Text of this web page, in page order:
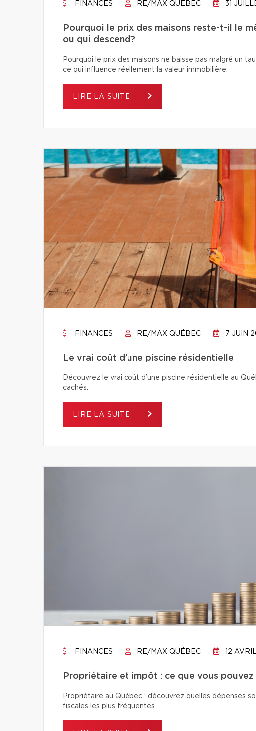
FINANCES RE/MAX QUÉBEC 31
Pourquoi le prix des maisons reste-t-il le
ou qui descend?
Pourquoi le prix des maisons ne baisse pas malgré un
ce qui influence réellement la valeur immobilière.
LIRE LA SUITE
FINANCES RE/MAX QUÉBEC 7 JUIN
Le vrai coût d’une piscine résidentielle
Découvrez le vrai coût d’une piscine résidentielle au
cachés.
LIRE LA SUITE
FINANCES RE/MAX QUÉBEC 12
Propriétaire et impôt : ce que vous
Propriétaire au Québec : découvrez quelles dépenses
fiscales les plus fréquentes.